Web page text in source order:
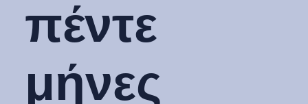
πέντε
μήνες